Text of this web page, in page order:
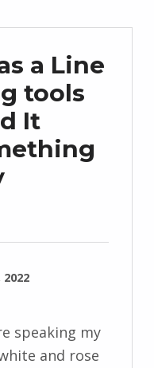
a Line
tools
It
speaking my
and rose